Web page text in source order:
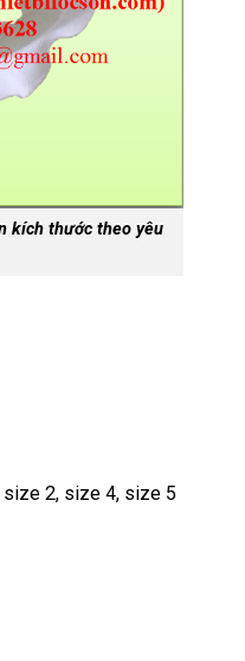
kích thước theo yêu
2, size 4, size 5